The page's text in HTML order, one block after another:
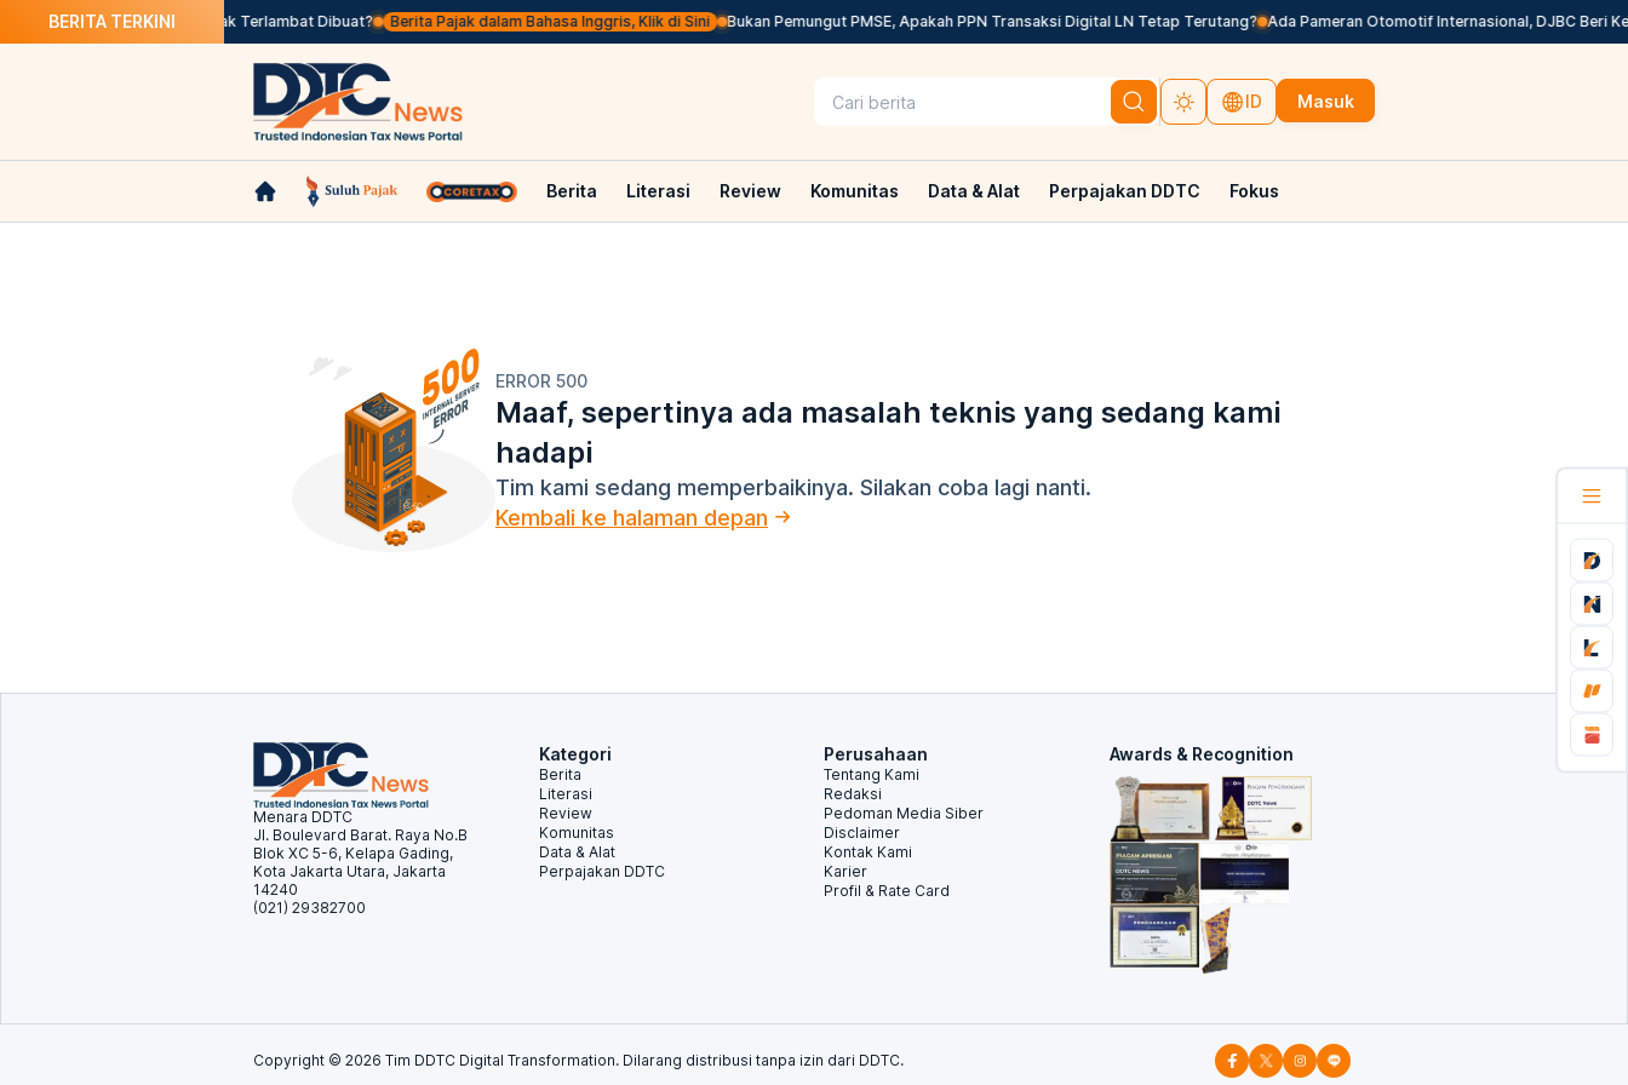
BERITA TERKINI
Seleksi Apa Itu Faktur Pajak Terlambat Dibuat? Berita Pajak dalam Bahasa Inggris, Klik di Sini Bukan Pemungut PMSE, Apakah PPN Transaksi Digital LN Tetap Terutang? Ada Pameran Otomotif Internasional, DJBC Beri
ID Masuk
Berita Literasi Review Komunitas Data & Alat Perpajakan DDTC Fokus
ERROR 500
Maaf, sepertinya ada masalah teknis yang sedang kami
hadapi
Tim kami sedang memperbaikinya. Silakan coba lagi nanti.
Kembali ke halaman depan
Menara DDTC
Jl. Boulevard Barat. Raya No.B
Blok XC 5-6, Kelapa Gading,
Kota Jakarta Utara, Jakarta
14240
(021) 29382700
Kategori
Berita
Literasi
Review
Komunitas
Data & Alat
Perpajakan DDTC
Perusahaan
Tentang Kami
Redaksi
Pedoman Media Siber
Disclaimer
Kontak Kami
Karier
Profil & Rate Card
Awards & Recognition
Copyright © 2026 Tim DDTC Digital Transformation. Dilarang distribusi tanpa izin dari DDTC.